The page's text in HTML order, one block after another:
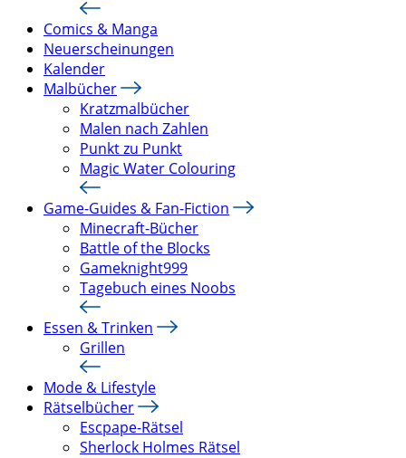
Comics & Manga
Neuerscheinungen
Kalender
Malbücher
Kratzmalbücher
Malen nach Zahlen
Punkt zu Punkt
Magic Water Colouring
Game-Guides & Fan-Fiction
Minecraft-Bücher
Battle of the Blocks
Gameknight999
Tagebuch eines Noobs
Essen & Trinken
Grillen
Mode & Lifestyle
Rätselbücher
Escpape-Rätsel
Sherlock Holmes Rätsel